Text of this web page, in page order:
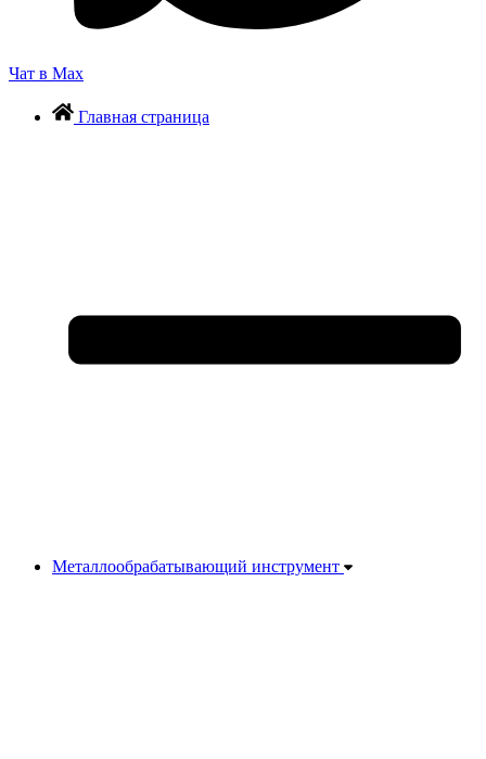
Чат в Max
Главная страница
Металлообрабатывающий инструмент